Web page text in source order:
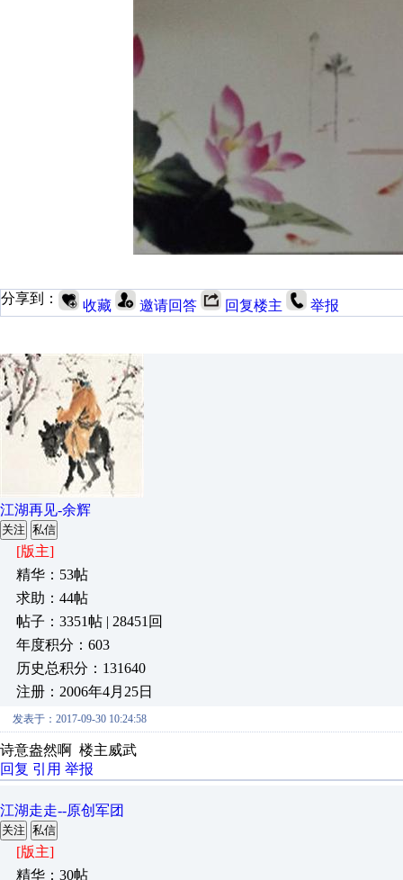
分享到： 收藏 邀请回答 回复楼主 举报
江湖再见-余辉
关注 私信
[版主]
精华：53帖
求助：44帖
帖子：3351帖 | 28451回
年度积分：603
历史总积分：131640
注册：2006年4月25日
发表于：2017-09-30 10:24:58
诗意盎然啊 楼主威武
回复 引用 举报
江湖走走--原创军团
关注 私信
[版主]
精华：30帖